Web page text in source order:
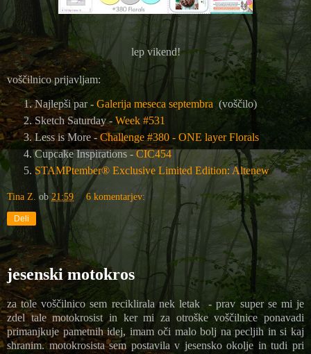
lep vikend!
voščilnico prijavljam:
Najlepši par - Galerija meseca septembra (voščilo)
Sketch Saturday - Week #531
Less is More -Challenge #380 - ONE layer Florals
Cupcake Inspirations - CIC454
STAMPtember® Exclusive Limited Edition: Altenew
Tina Z. ob21:59 6 komentarjev:
Deli
jesenski motokros
za tole voščilnico sem reciklirala nek letak - prav super se mi je
zdel tale motokrosist in ker mi za otroške voščilnice ponavadi
primanjkuje pametnih idej, imam oči malo bolj na pecljih in si kaj
shranim. motokrosista sem postavila v jesensko okolje in tudi pri